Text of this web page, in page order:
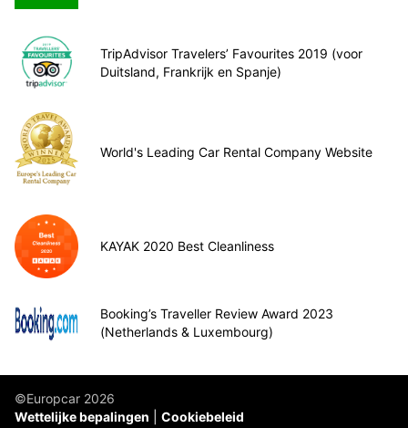
TripAdvisor Travelers’ Favourites 2019 (voor
Duitsland, Frankrijk en Spanje)
World's Leading Car Rental Company Website
KAYAK 2020 Best Cleanliness
Booking’s Traveller Review Award 2023
(Netherlands & Luxembourg)
©Europcar 2026
Wettelijke bepalingen
Cookiebeleid